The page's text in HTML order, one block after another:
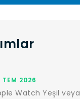
TEM 2026
Watch Yeşil veya